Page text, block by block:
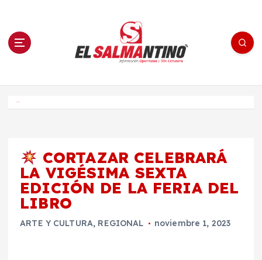
n El Salmantino - medios/noticias/editorial
CORTAZAR CELEBRARÁ
LA VIGÉSIMA SEXTA
EDICIÓN DE LA FERIA DEL
LIBRO
ARTE Y CULTURA, REGIONAL noviembre 1, 2023